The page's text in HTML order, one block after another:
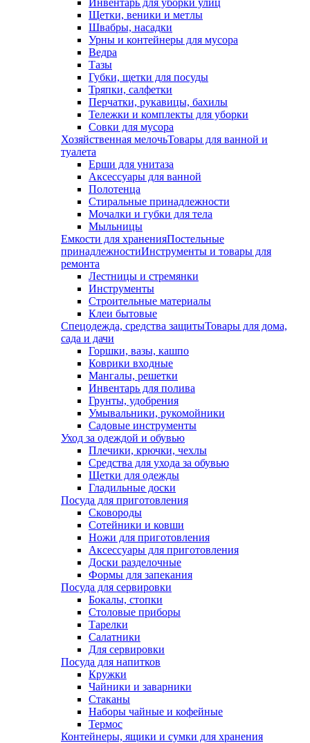
Инвентарь для уборки улиц
Щетки, веники и метлы
Швабры, насадки
Урны и контейнеры для мусора
Ведра
Тазы
Губки, щетки для посуды
Тряпки, салфетки
Перчатки, рукавицы, бахилы
Тележки и комплекты для уборки
Совки для мусора
Хозяйственная мелочьТовары для ванной и
туалета
Ерши для унитаза
Аксессуары для ванной
Полотенца
Стиральные принадлежности
Мочалки и губки для тела
Мыльницы
Емкости для храненияПостельные
принадлежностиИнструменты и товары для
ремонта
Лестницы и стремянки
Инструменты
Строительные материалы
Клеи бытовые
Спецодежда, средства защитыТовары для дома,
сада и дачи
Горшки, вазы, кашпо
Коврики входные
Мангалы, решетки
Инвентарь для полива
Грунты, удобрения
Умывальники, рукомойники
Садовые инструменты
Уход за одеждой и обувью
Плечики, крючки, чехлы
Средства для ухода за обувью
Щетки для одежды
Гладильные доски
Посуда для приготовления
Сковороды
Сотейники и ковши
Ножи для приготовления
Аксессуары для приготовления
Доски разделочные
Формы для запекания
Посуда для сервировки
Бокалы, стопки
Столовые приборы
Тарелки
Салатники
Для сервировки
Посуда для напитков
Кружки
Чайники и заварники
Стаканы
Наборы чайные и кофейные
Термос
Контейнеры, ящики и сумки для хранения